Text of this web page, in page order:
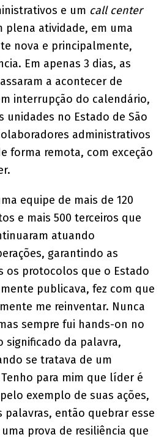
e um call center
plena atividade, em uma
nova e principalmente,
Em apenas 3 dias, as
a acontecer de
interrupção do calendário,
unidades no Estado de São
administrativos
forma remota, com exceção
equipe de mais de 120
e mais 500 terceiros que
atuando
garantindo as
os protocolos que o Estado
publicava, fez com que
me reinventar. Nunca
sempre fui hands-on no
significado da palavra,
se tratava de um
para mim que líder é
exemplo de suas ações,
palavras, então quebrar esse
prova de resiliência que